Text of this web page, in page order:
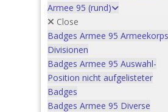
Armee 95 (rund)
Close
Badges Armee 95 Armeekorps
Divisionen
Badges Armee 95 Auswahl-
Position nicht aufgelisteter
Badges
Badges Armee 95 Diverse